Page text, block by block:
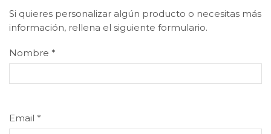
Si quieres personalizar algún producto o necesitas más
información, rellena el siguiente formulario.
Nombre *
Email *